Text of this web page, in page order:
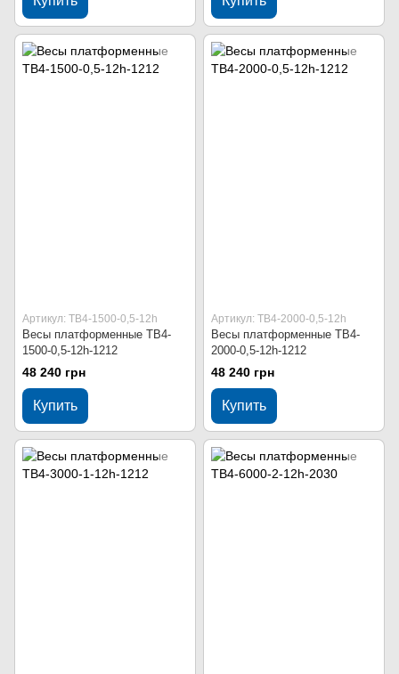
Артикул: ТВ4-1500-0,5-12h
Весы платформенные ТВ4-
1500-0,5-12h-1212
48 240 грн
Купить
Артикул: ТВ4-2000-0,5-12h
Весы платформенные ТВ4-
2000-0,5-12h-1212
48 240 грн
Купить